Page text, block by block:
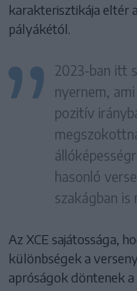
karakterisztikája eltér
pályákétól.
2023-ban itt
nyernem,
pozitív
hasonló
szakágban
Az XCE sajátossága,
különbségek a
apróságok döntenek